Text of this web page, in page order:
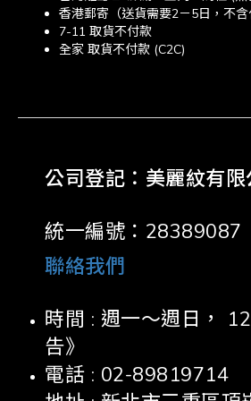
香港郵寄（送貨需要2－5日，不含
7-11 取貨不付款
全家 取貨不付款 (C2C)
公司登記：美麗紋有限
統一編號：28389087
聯絡我們
時間 : 週一～週日，
告》
電話 : 02-89819714